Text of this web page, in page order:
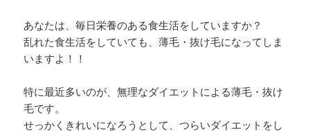
あなたは、毎日栄養のある食生活をしていますか？
乱れた食生活をしていても、薄毛・抜け毛になってしま
いますよ！！
特に最近多いのが、無理なダイエットによる薄毛・抜け
毛です。
せっかくきれいになろうとして、つらいダイエットをし